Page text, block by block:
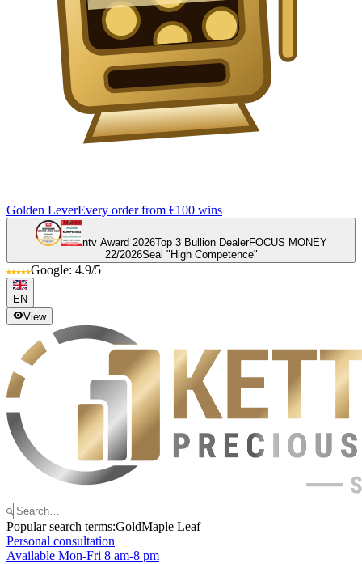
Golden LeverEvery order from €100 wins
ntv Award 2026Top 3 Bullion DealerFOCUS MONEY
22/2026Seal "High Competence"
Google: 4.9/5
EN
View
Popular search terms:GoldMaple Leaf
Personal consultation
Available Mon-Fri 8 am-8 pm